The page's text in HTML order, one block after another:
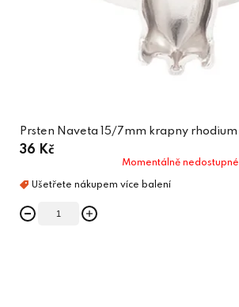
Prsten Naveta 15/7mm krapny rhodium
36 Kč
Momentálně nedostupné